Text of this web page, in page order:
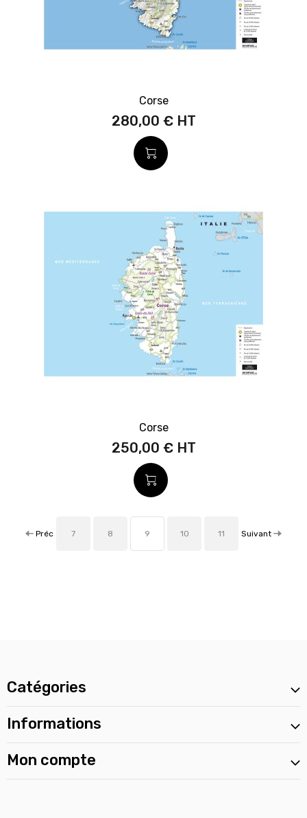
Corse
280,00 €
Corse
250,00 €
Préc 7 8 9 10 11 Suivant
Catégories
Informations
Mon compte